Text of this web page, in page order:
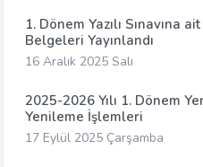
1. Dönem Yazılı Sınavına
Belgeleri Yayınlandı
16 Aralık 2025 Salı
2025-2026 Yılı 1. Dönem
Yenileme İşlemleri
17 Eylül 2025 Çarşamba